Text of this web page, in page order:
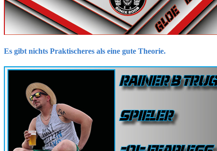
Es gibt nichts Praktischeres als eine gute Theorie.